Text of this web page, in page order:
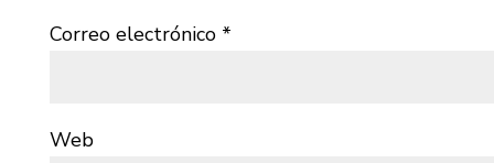
Correo electrónico *
Web